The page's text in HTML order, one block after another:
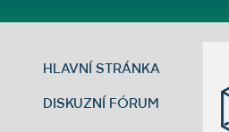
HLAVNÍ STRÁNKA
DISKUZNÍ FÓRUM